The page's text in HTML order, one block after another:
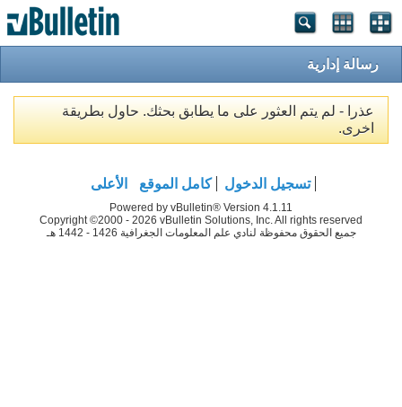
رسالة إدارية
عذرا - لم يتم العثور على ما يطابق بحثك. حاول بطريقة
اخرى.
تسجيل الدخول كامل الموقع الأعلى
Powered by vBulletin® Version 4.1.11
Copyright ©2000 - 2026 vBulletin Solutions, Inc. All rights reserved
جميع الحقوق محفوظة لنادي علم المعلومات الجغرافية 1426 - 1442 هـ